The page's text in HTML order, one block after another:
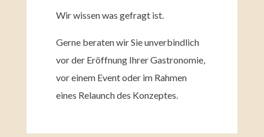
Wir wissen was gefragt ist.
Gerne bera­ten wir Sie unver­bind­lich
vor der Eröff­nung Ihrer Gastro­no­mie,
vor einem Event oder im Rahmen
eines Relaunch des Konzep­tes.